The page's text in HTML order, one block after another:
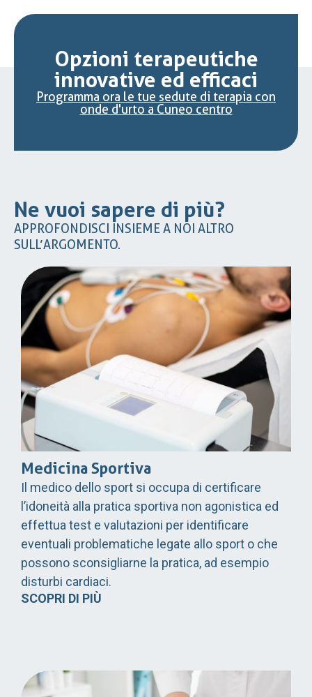
Opzioni terapeutiche
innovative ed efficaci
Programma ora le tue sedute di terapia con
onde d'urto a Cuneo centro
Ne vuoi sapere di più?
APPROFONDISCI INSIEME A NOI ALTRO
SULL’ARGOMENTO.
Medicina Sportiva
Il medico dello sport si occupa di certificare
l’idoneità alla pratica sportiva non agonistica ed
effettua test e valutazioni per identificare
eventuali problematiche legate allo sport o che
possono sconsigliarne la pratica, ad esempio
disturbi cardiaci.
SCOPRI DI PIÙ